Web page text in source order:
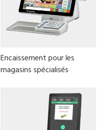
Encaissement pour les
magasins spécialisés